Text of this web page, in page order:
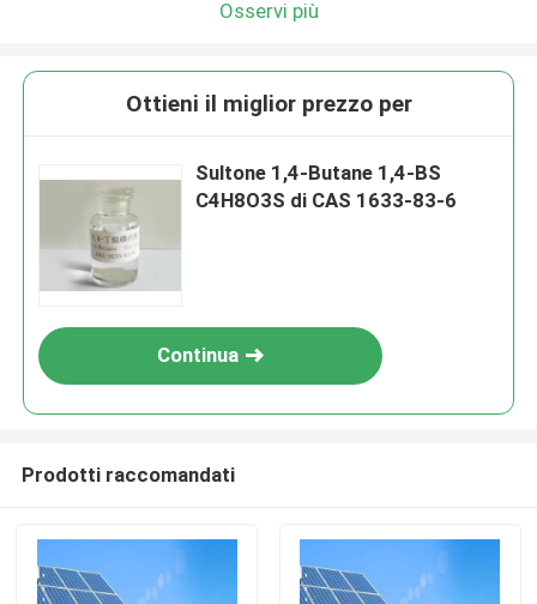
Osservi più
Ottieni il miglior prezzo per
Sultone 1,4-Butane 1,4-BS
C4H8O3S di CAS 1633-83-6
Continua
Prodotti raccomandati